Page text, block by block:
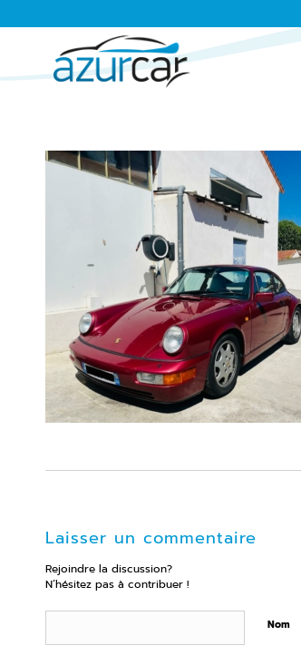
Laisser un commentaire
Rejoindre la discussion?
N’hésitez pas à contribuer !
Nom